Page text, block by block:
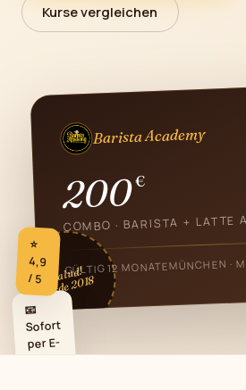
Kurse vergleichen
Barista Academy
200€
COMBO · BARISTA + LATTE
GÜLTIG 12 MONATEMÜNCHEN ·
¡Salud!
desde 2018
📧
Sofort
per E-
Mail
⭐
4,9
/ 5